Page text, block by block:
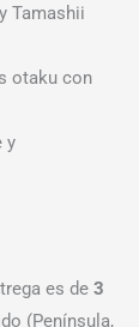
Tamashii
otaku con
y
es de 3
(Península,